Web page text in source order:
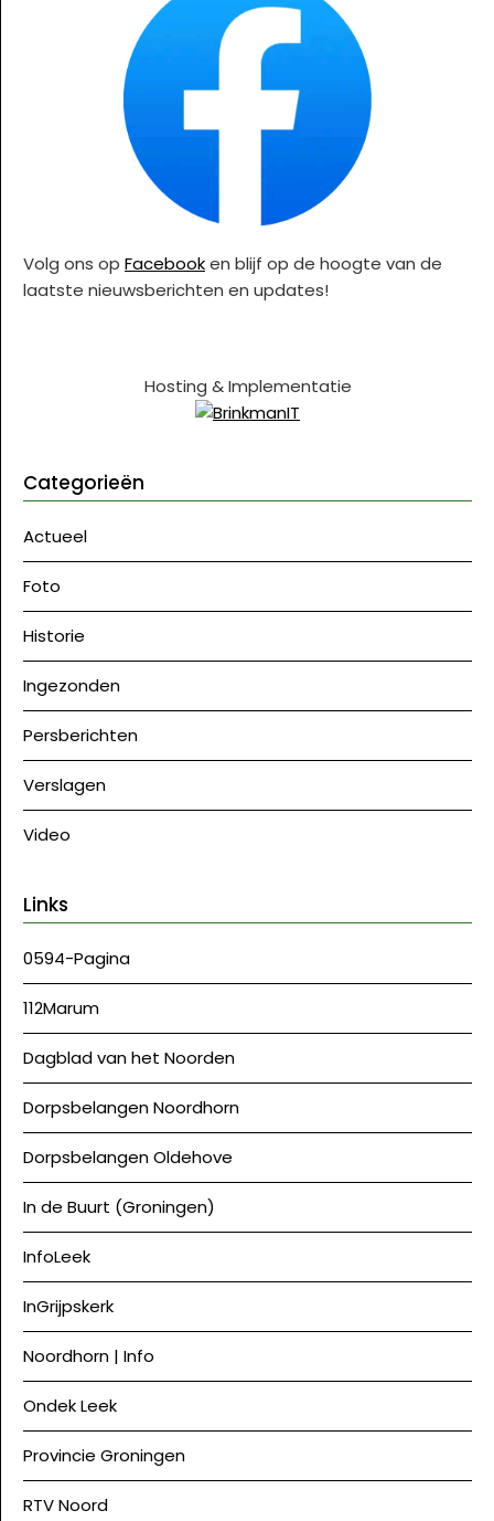
Volg ons op Facebooken blijf op de hoogte van de
laatste nieuwsberichten en updates!
Hosting & Implementatie
Categorieën
Actueel
Foto
Historie
Ingezonden
Persberichten
Verslagen
Video
Links
0594-Pagina
112Marum
Dagblad van het Noorden
Dorpsbelangen Noordhorn
Dorpsbelangen Oldehove
In de Buurt (Groningen)
InfoLeek
InGrijpskerk
Noordhorn | Info
Ondek Leek
Provincie Groningen
RTV Noord